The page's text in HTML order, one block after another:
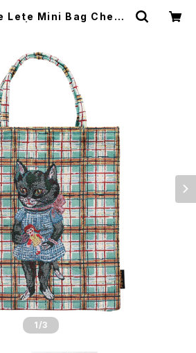
Lete Mini Bag Check
フルネノネコ
1 /3